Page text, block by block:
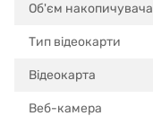
Об'єм накопичувача
Тип відеокарти
Відеокарта
Веб-камера